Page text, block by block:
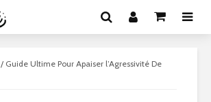
/ Guide Ultime Pour Apaiser l’Agressivité De